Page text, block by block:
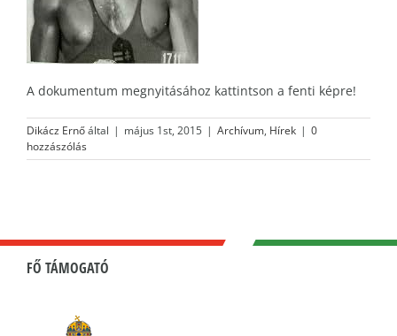
A dokumentum megnyitásához kattintson a fenti képre!
Dikácz Ernőáltal | május 1st, 2015 | Archívum, Hírek | 0
hozzászólás
FŐ TÁMOGATÓ